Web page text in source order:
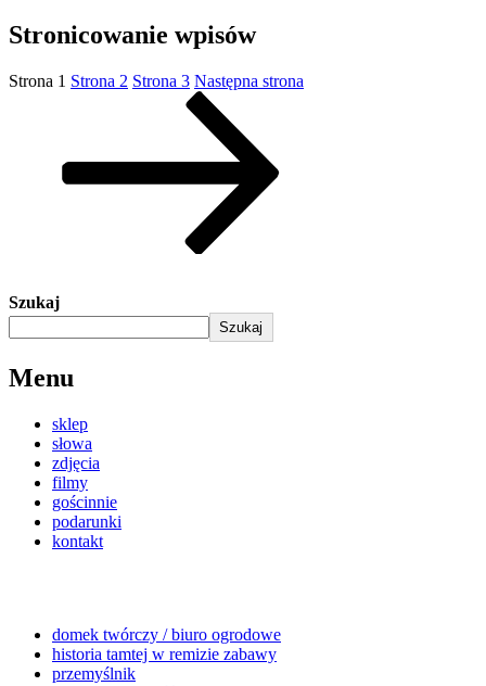
Stronicowanie wpisów
Strona 1 Strona 2 Strona 3 Następna strona
Szukaj
Szukaj
Menu
sklep
słowa
zdjęcia
filmy
gościnnie
podarunki
kontakt
domek twórczy / biuro ogrodowe
historia tamtej w remizie zabawy
przemyślnik